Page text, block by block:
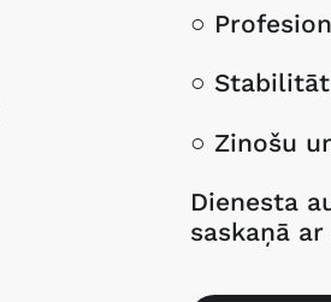
○
○
○ Zinošu
Dienesta
saskaņā